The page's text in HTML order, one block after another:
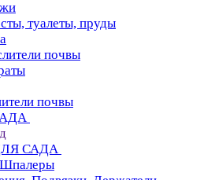
туалеты, пруды
почвы
почвы
САДА